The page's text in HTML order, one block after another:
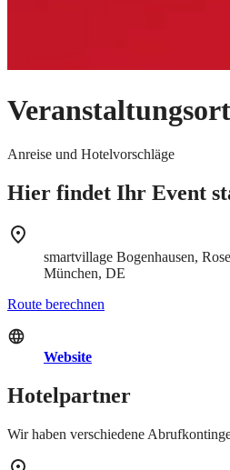
Veranstaltungsort
Anreise und Hotelvorschläge
Hier findet Ihr Event
smartvillage Bogenhausen,
München, DE
Route berechnen
Website
Hotelpartner
Wir haben verschiedene